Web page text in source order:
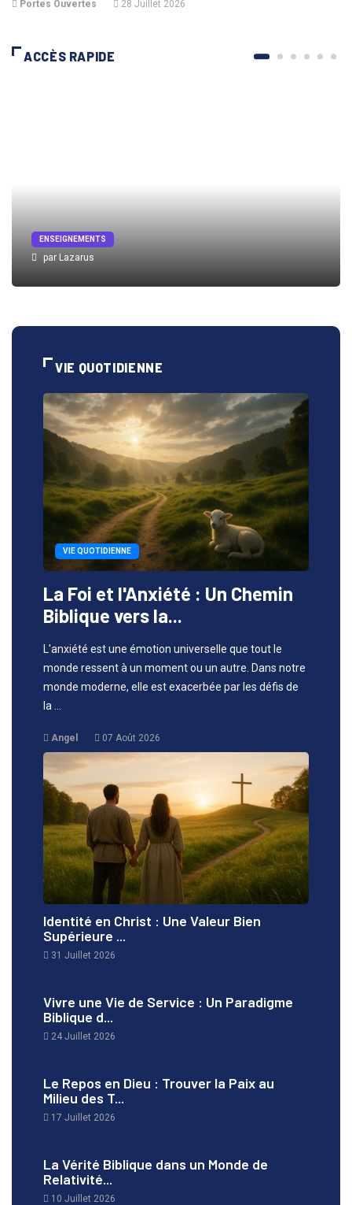
Portes Ouvertes 28 Juillet 2026
ACCÈS RAPIDE
ENSEIGNEMENTS
par Lazarus
VIE QUOTIDIENNE
VIE QUOTIDIENNE
La Foi et l'Anxiété : Un Chemin
Biblique vers la...
L'anxiété est une émotion universelle que tout le
monde ressent à un moment ou un autre. Dans notre
monde moderne, elle est exacerbée par les défis de
la ...
Angel 07 Août 2026
Identité en Christ : Une Valeur Bien
Supérieure ...
31 Juillet 2026
Vivre une Vie de Service : Un Paradigme
Biblique d...
24 Juillet 2026
Le Repos en Dieu : Trouver la Paix au
Milieu des T...
17 Juillet 2026
La Vérité Biblique dans un Monde de
Relativité...
10 Juillet 2026